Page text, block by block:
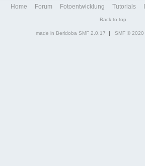
Home Forum Fotoentwicklung Tutorials
Back to top
made in Berldoba SMF 2.0.17 | SMF © 2020